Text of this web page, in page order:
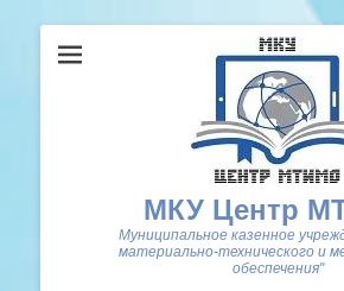
МКУ Центр
Муниципальное казенное
материально-технического и
обеспечения"